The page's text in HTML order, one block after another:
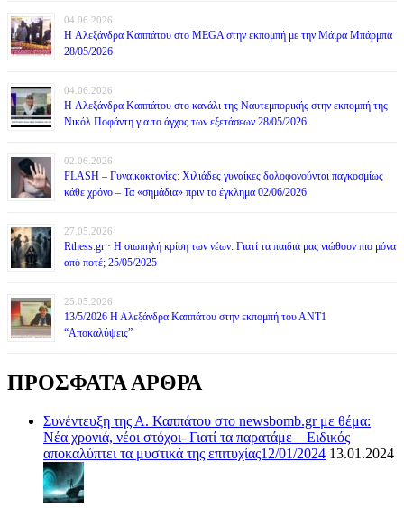
04.06.2026
H Αλεξάνδρα Καππάτου στο MEGA στην εκπομπή με την Μάιρα Mπάρμπα
28/05/2026
04.06.2026
H Αλεξάνδρα Καππάτου στο κανάλι της Ναυτεμπορικής στην εκπομπή της
Νικόλ Ποφάντη για το άγχος των εξετάσεων 28/05/2026
02.06.2026
FLASH – Γυναικοκτονίες: Χιλιάδες γυναίκες δολοφονούνται παγκοσμίως
κάθε χρόνο – Τα «σημάδια» πριν το έγκλημα 02/06/2026
27.05.2026
Rthess.gr · Η σιωπηλή κρίση των νέων: Γιατί τα παιδιά μας νιώθουν πιο μόνα
από ποτέ; 25/05/2025
25.05.2026
13/5/2026 Η Αλεξάνδρα Καππάτου στην εκπομπή του ΑΝΤ1
“Αποκαλύψεις”
ΠΡΟΣΦΑΤΑ ΑΡΘΡΑ
Συνέντευξη της Α. Καππάτου στο newsbomb.gr με θέμα:
Νέα χρονιά, νέοι στόχοι- Γιατί τα παρατάμε – Ειδικός
αποκαλύπτει τα μυστικά της επιτυχίας12/01/2024 13.01.2024